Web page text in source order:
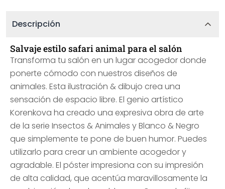
Descripción
Salvaje estilo safari animal para el salón
Transforma tu salón en un lugar acogedor donde
ponerte cómodo con nuestros diseños de
animales. Esta ilustración & dibujo crea una
sensación de espacio libre. El genio artístico
Korenkova ha creado una expresiva obra de arte
de la serie Insectos & Animales y Blanco & Negro
que simplemente te pone de buen humor. Puedes
utilizarlo para crear un ambiente acogedor y
agradable. El póster impresiona con su impresión
de alta calidad, que acentúa maravillosamente la